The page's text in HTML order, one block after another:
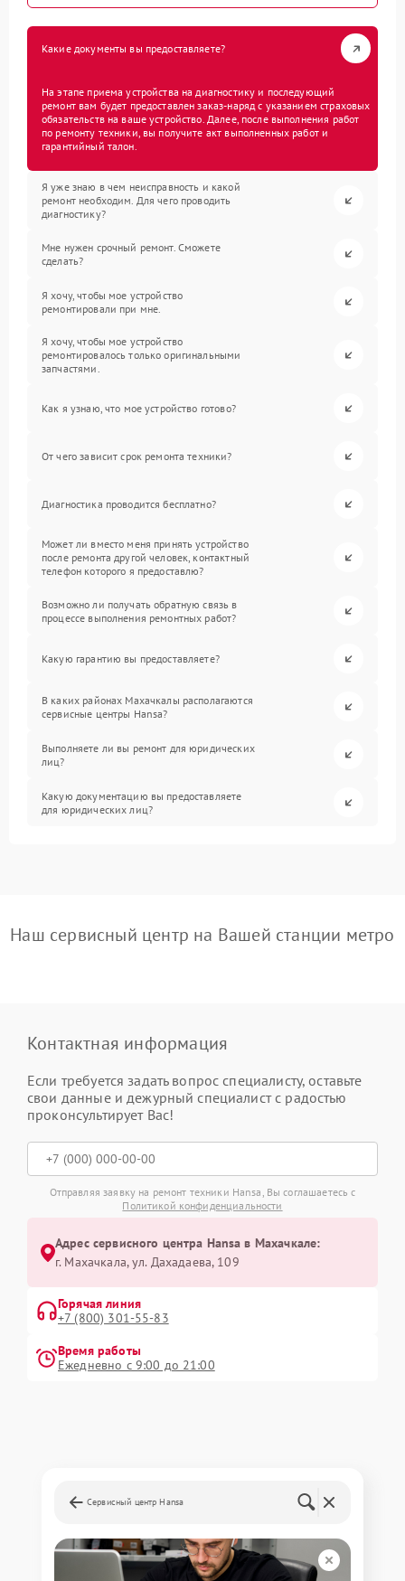
Какие документы вы предоставляете?
На этапе приема устройства на диагностику и последующий
ремонт вам будет предоставлен заказ-наряд с указанием страховых
обязательств на ваше устройство. Далее, после выполнения работ
по ремонту техники, вы получите акт выполненных работ и
гарантийный талон.
Я уже знаю в чем неисправность и какой
ремонт необходим. Для чего проводить
диагностику?
Мне нужен срочный ремонт. Сможете
сделать?
Я хочу, чтобы мое устройство
ремонтировали при мне.
Я хочу, чтобы мое устройство
ремонтировалось только оригинальными
запчастями.
Как я узнаю, что мое устройство готово?
От чего зависит срок ремонта техники?
Диагностика проводится бесплатно?
Может ли вместо меня принять устройство
после ремонта другой человек, контактный
телефон которого я предоставлю?
Возможно ли получать обратную связь в
процессе выполнения ремонтных работ?
Какую гарантию вы предоставляете?
В каких районах Махачкалы располагаются
сервисные центры Hansa?
Выполняете ли вы ремонт для юридических
лиц?
Какую документацию вы предоставляете
для юридических лиц?
Наш сервисный центр на Вашей станции метро
Контактная информация
Если требуется задать вопрос специалисту, оставьте
свои данные и дежурный специалист с радостью
проконсультирует Вас!
Отправляя заявку на ремонт техники Hansa, Вы соглашаетесь с
Политикой конфиденциальности
Адрес сервисного центра Hansa в Махачкале:
г. Махачкала, ул. Дахадаева, 109
Горячая линия
+7 (800) 301-55-83
Время работы
Ежедневно с 9:00 до 21:00
Сервисный центр Hansa